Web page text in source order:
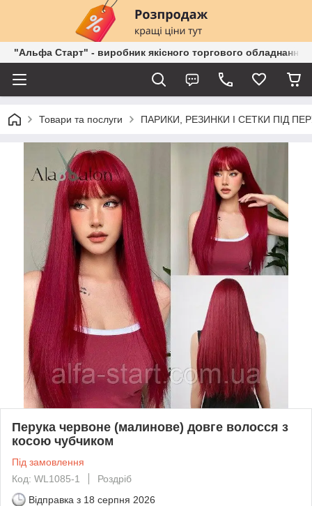
"Альфа Старт" - виробник якісного торгового обладнання
Товари та послуги ПАРИКИ, РЕЗИНКИ І СЕТКИ ПІД
Перука червоне (малинове) довге волосся з
косою чубчиком
Під замовлення
Код: WL1085-1
Роздріб
Відправка з 18 серпня 2026